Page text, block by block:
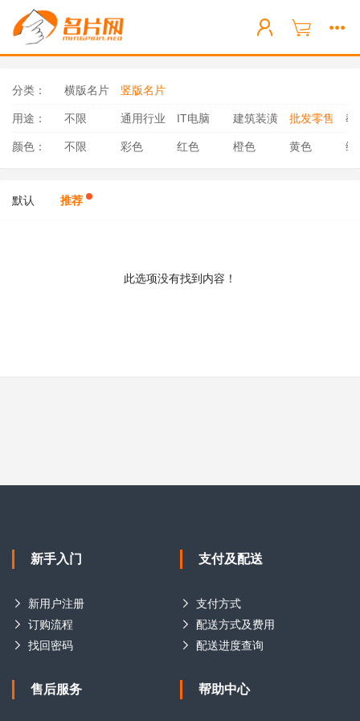
分类： 横版名片 竖版名片
用途： 不限 通用行业 IT电脑 建筑装潢 批发零售 教
颜色： 不限 彩色 红色 橙色 黄色 绿
默认 推荐
此选项没有找到内容！
新手入门
新用户注册
订购流程
找回密码
支付及配送
支付方式
配送方式及费用
配送进度查询
售后服务 帮助中心